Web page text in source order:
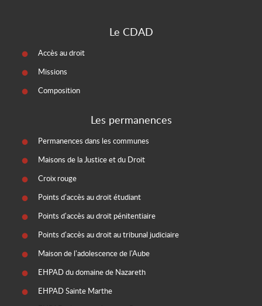
Le CDAD
Accès au droit
Missions
Composition
Les permanences
Permanences dans les communes
Maisons de la Justice et du Droit
Croix rouge
Points d'accès au droit étudiant
Points d'accès au droit pénitentiaire
Points d'accès au droit au tribunal judiciaire
Maison de l'adolescence de l'Aube
EHPAD du domaine de Nazareth
EHPAD Sainte Marthe